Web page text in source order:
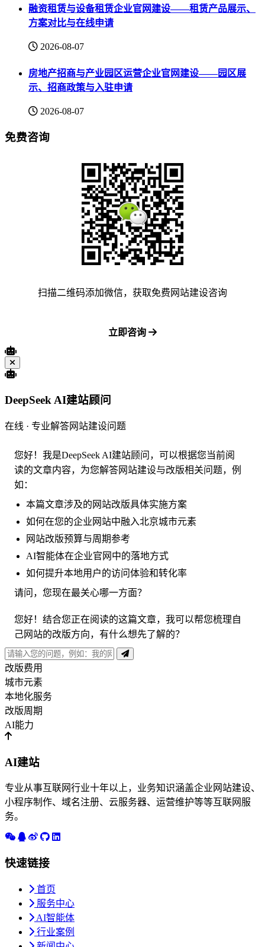
融资租赁与设备租赁企业官网建设——租赁产品展示、
方案对比与在线申请
2026-08-07
房地产招商与产业园区运营企业官网建设——园区展
示、招商政策与入驻申请
2026-08-07
免费咨询
扫描二维码添加微信，获取免费网站建设咨询
立即咨询
DeepSeek AI建站顾问
在线 · 专业解答网站建设问题
您好！我是DeepSeek AI建站顾问，可以根据您当前阅
读的文章内容，为您解答网站建设与改版相关问题，例
如：
本篇文章涉及的网站改版具体实施方案
如何在您的企业网站中融入北京城市元素
网站改版预算与周期参考
AI智能体在企业官网中的落地方式
如何提升本地用户的访问体验和转化率
请问，您现在最关心哪一方面？
您好！结合您正在阅读的这篇文章，我可以帮您梳理自
己网站的改版方向，有什么想先了解的？
改版费用
城市元素
本地化服务
改版周期
AI能力
AI建站
专业从事互联网行业十年以上，业务知识涵盖企业网站建设、
小程序制作、域名注册、云服务器、运营维护等等互联网服
务。
快速链接
首页
服务中心
AI智能体
行业案例